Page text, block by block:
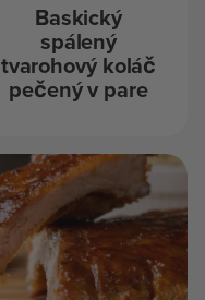
Baskický
spálený
tvarohový koláč
pečený v pare